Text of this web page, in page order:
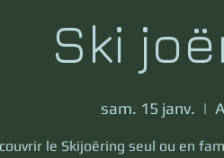
Ski
sam. 15 janv.
  |
le Skijoëring seul ou en